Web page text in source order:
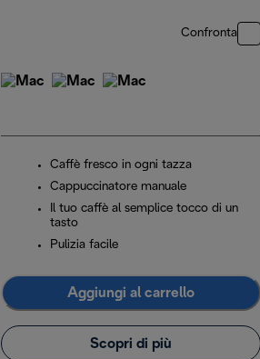
Confronta
Caffè fresco in ogni tazza
Cappuccinatore manuale
Il tuo caffè al semplice tocco di un
tasto
Pulizia facile
Aggiungi al carrello
Scopri di più